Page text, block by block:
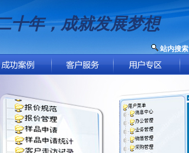
十年，成就发展梦想
站内搜索